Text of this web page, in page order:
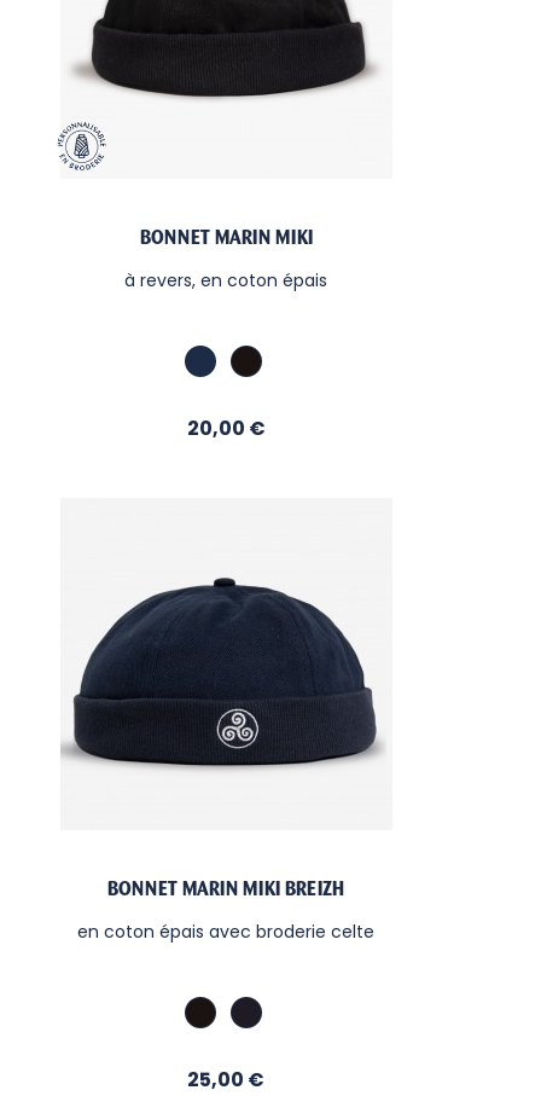
BONNET MARIN MIKI
à revers, en coton épais
Marine
Noir
Prix
20,00 €
BONNET MARIN MIKI BREIZH
en coton épais avec broderie celte
Noir Marine
/
Blanc
Prix
25,00 €